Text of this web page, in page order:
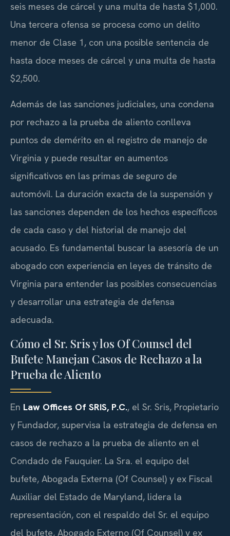
seis meses de cárcel y una multa de hasta $1,000.
Una tercera ofensa se procesa como un delito
menor de Clase 1, con una posible sentencia de
hasta doce meses de cárcel y una multa de hasta
$2,500.
Además de las sanciones judiciales, una condena
por rechazo a la prueba de aliento conlleva
puntos de demérito en el registro de manejo de
Virginia y puede resultar en aumentos
significativos en las primas de seguro de
automóvil. La duración exacta de la suspensión y
las sanciones dependen de los hechos específicos
de cada caso y del historial de manejo del
acusado. Es fundamental buscar la asesoría de un
abogado con experiencia en leyes de tránsito de
Virginia para entender las posibles consecuencias
y desarrollar una estrategia de defensa
adecuada.
Cómo el Sr. Sris y los Of Counsel del
Bufete Manejan Casos de Rechazo a la
Prueba de Aliento
En Law Offices Of SRIS, P.C., el Sr. Sris, Propietario
y Fundador, supervisa la estrategia de defensa en
casos de rechazo a la prueba de aliento en el
Condado de Fauquier. La Sra. el equipo del
bufete, Abogada Externa (Of Counsel) y ex Fiscal
Auxiliar del Estado de Maryland, lidera la
representación, con el respaldo del Sr. el equipo
del bufete, Abogado Externo (Of Counsel) y ex